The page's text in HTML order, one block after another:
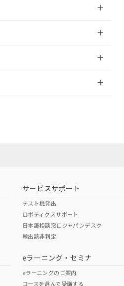
品の規格認証/適合状況ページへ
らのページからご検索ください
サービスサポート
テスト機貸出
ロボティクスサポート
日本語相談窓口ジャパンデスク
輸出該非判定
eラーニング・セミナ
eラーニングのご案内
コースを選んで受講する